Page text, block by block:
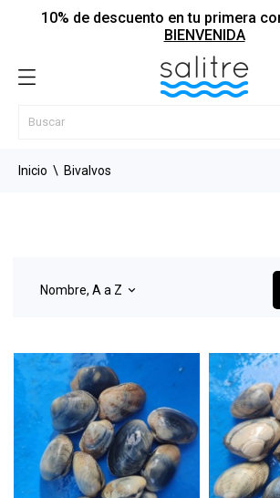
10% de descuento en tu primera
BIENVENIDA
Inicio Bivalvos
Nombre, A a Z keyboard_arrow_down